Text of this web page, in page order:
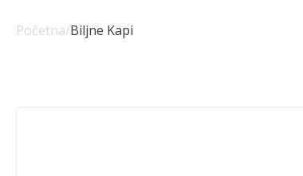
Početna/Biljne Kapi